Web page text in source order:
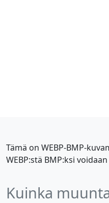
Tämä on WEBP-BMP-
WEBP:stä BMP:ksi
Kuinka